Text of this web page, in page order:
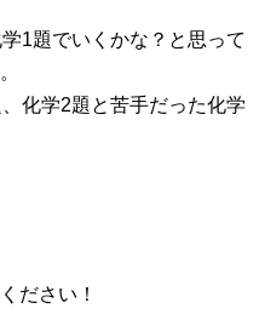
1題でいくかな？と思って
化学2題と苦手だった化学
ださい！